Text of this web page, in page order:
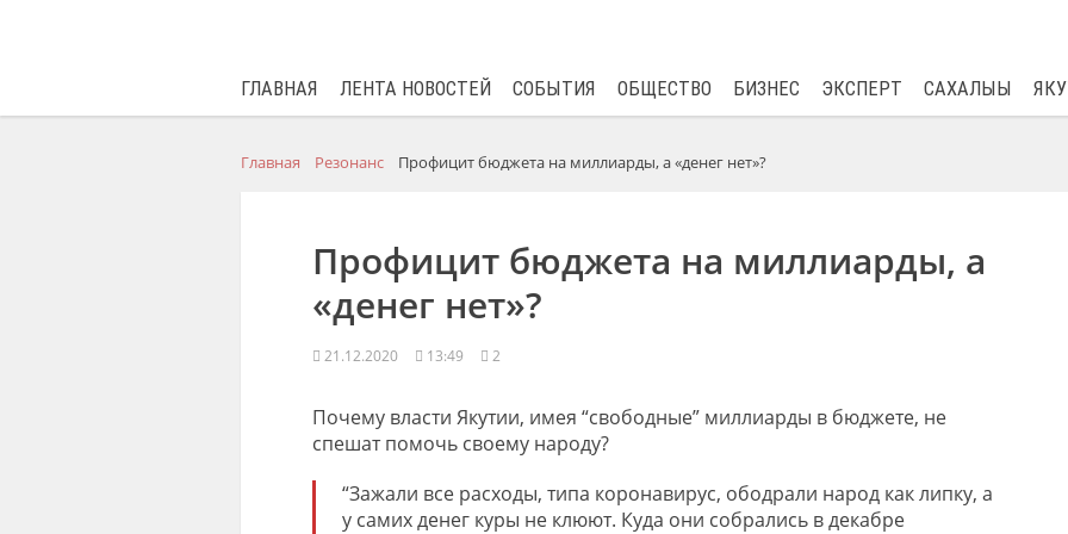
ГЛАВНАЯ ЛЕНТА НОВОСТЕЙ СОБЫТИЯ ОБЩЕСТВО БИЗНЕС ЭКСПЕРТ САХАЛЫЫ
Главная Резонанс Профицит бюджета на миллиарды, а «денег нет»?
Профицит бюджета на миллиарды, а
«денег нет»?
21.12.2020 13:49 2
Почему власти Якутии, имея “свободные” миллиарды в бюджете, не
спешат помочь своему народу?
“Зажали все расходы, типа коронавирус, ободрали народ как липку, а
у самих денег куры не клюют. Куда они собрались в декабре